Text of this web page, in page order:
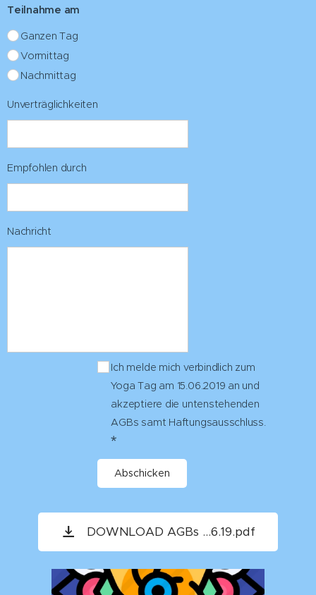
Teilnahme am
Ganzen Tag
Vormittag
Nachmittag
Unverträglichkeiten
Empfohlen durch
Nachricht
Ich melde mich verbindlich zum
Yoga Tag am 15.06.2019 an und
akzeptiere die untenstehenden
AGBs samt Haftungsausschluss.
Abschicken
DOWNLOAD AGBs ...6.19.pdf